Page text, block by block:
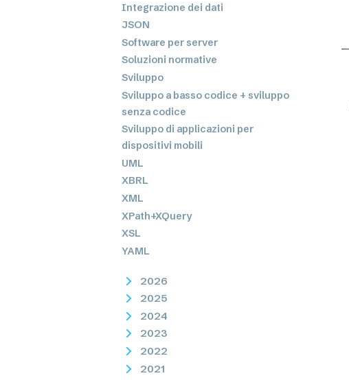
Integrazione dei dati
JSON
Software per server
Soluzioni normative
Sviluppo
Sviluppo a basso codice + sviluppo
senza codice
Sviluppo di applicazioni per
dispositivi mobili
UML
XBRL
XML
XPath+XQuery
XSL
YAML
2026
2025
2024
2023
2022
2021